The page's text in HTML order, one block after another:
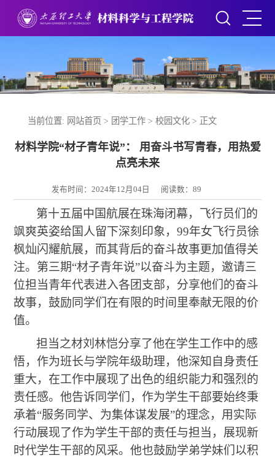
当前位置: 网站首页 > 团学工作> 校园文化> 正文
材料学院“材子青年说”： 用奋斗书写青春，用热爱
点亮未来
发布时间：2024年12月04日 阅读数： 89
第十五届中国航展在珠海闭幕，飞行员们的
飒爽英姿给国人留下深刻印象，99年女飞行员徐
枫灿闪耀航展，而其背后的奋斗故事更加值得关
注。第三期“材子青年说”以奋斗为主题，邀请三
位担当青年代表进入各团支部，分享他们的奋斗
故事，鼓励同学们在有限的时间里奉献无限的价
值。
担当之材刘林恺分享了他在学生工作中的感
悟，作为班长与学院年级助理，他深知自身责任
重大，在工作中展现了出色的组织能力和强烈的
责任感。他告诉同学们，作为学生干部要始终秉
承着“服务同学、为集体谋发展”的理念，用实际
行动展现了作为学生干部的责任与担当，展现新
时代学生干部的风采。他也鼓励学弟学妹们以积